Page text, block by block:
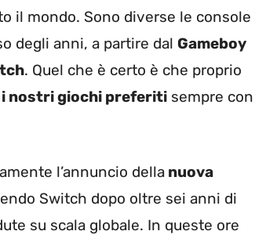
il mondo. Sono diverse le console
degli anni, a partire dal Gameboy
. Quel che è certo è che proprio
nostri giochi preferiti sempre con
l’annuncio della nuova
Switch dopo oltre sei anni di
su scala globale. In queste ore